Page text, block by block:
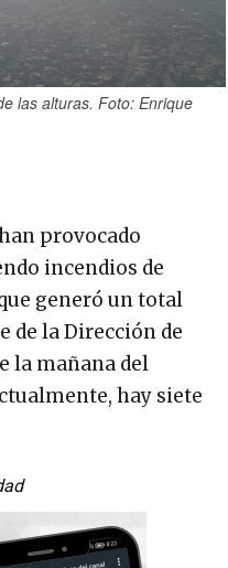
las alturas. Foto: Enrique
provocado
incendios de
generó un total
de la Dirección de
la mañana del
hay siete